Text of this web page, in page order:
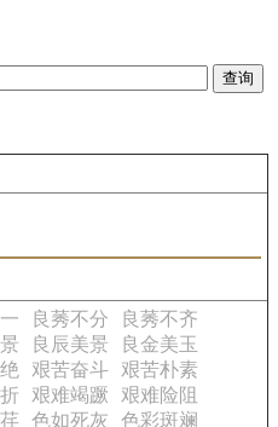
良莠不分
良莠不齐
良辰美景
良金美玉
艰苦奋斗
艰苦朴素
艰难竭蹶
艰难险阻
色如死灰
色彩斑斓